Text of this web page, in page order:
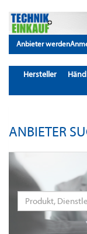
Anbieter werden
Hersteller
ANBIETER